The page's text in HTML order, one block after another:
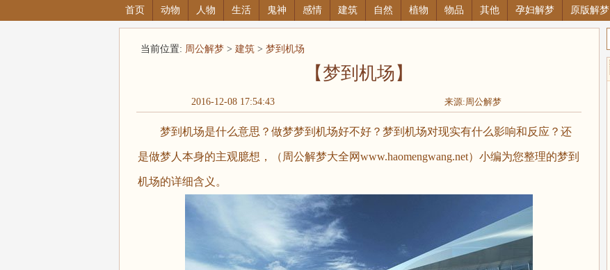
首页 动物 人物 生活 鬼神 感情 建筑 自然 植物 物品 其他 孕妇解梦 原版解梦
当前位置: 周公解梦> 建筑> 梦到机场
【梦到机场】
2016-12-08 17:54:43 来源:周公解梦
梦到机场是什么意思？做梦梦到机场好不好？梦到机场对现实有什么影响和反应？还
是做梦人本身的主观臆想，（周公解梦大全网www.haomengwang.net）小编为您整理的梦到
机场的详细含义。